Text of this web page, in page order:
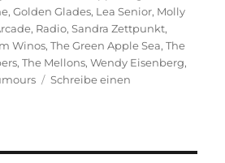
,Golden Glades, Lea Senior, Molly
, Radio,Sandra Zettpunkt,
Winos,The Green Apple Sea,The
,The Mellons,Wendy Eisenberg,
Schreibe einen